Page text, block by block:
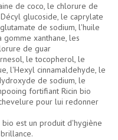
de coco, le chlorure de
glucoside, le caprylate
de sodium, l'huile
xanthane, les
de guar
le tocopherol, le
l'Hexyl cinnamaldehyde, le
de sodium, le
fortifiant Ricin bio
pour lui redonner
bio est un produit d'hygiène